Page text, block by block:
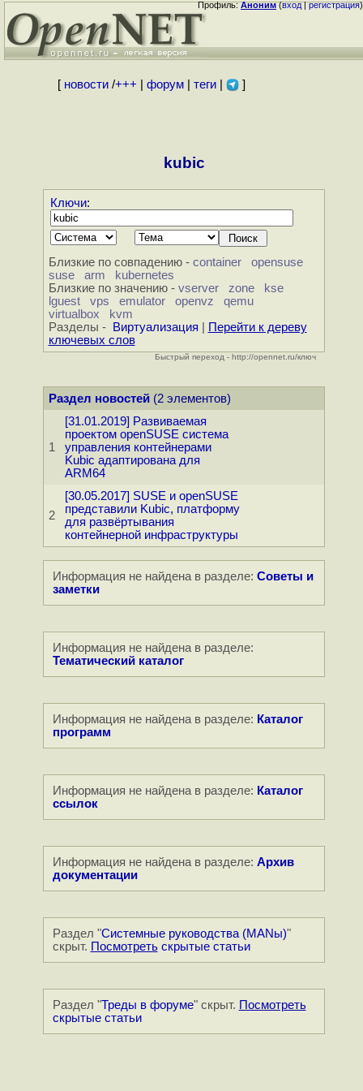
Профиль:Аноним(вход|регистрация)
[ новости/+++ форум| теги| ]
kubic
Ключи:
Близкие по совпадению - container
opensuse
suse
arm
kubernetes
Близкие по значению - vserver zone
kse
lguest
vps emulator openvz
qemu
virtualbox
kvm
Разделы -
Виртуализация
Перейти к дереву
ключевых слов
Быстрый переход - http://opennet.ru/ключ
Раздел новостей(2 элементов)
1
[31.01.2019] Развиваемая
проектом openSUSE система
управления контейнерами
Kubic адаптирована для
ARM64
2
[30.05.2017] SUSE и openSUSE
представили Kubic, платформу
для развёртывания
контейнерной инфраструктуры
Информация не найдена в разделе: Советы и
заметки
Информация не найдена в разделе:
Тематический каталог
Информация не найдена в разделе: Каталог
программ
Информация не найдена в разделе: Каталог
ссылок
Информация не найдена в разделе: Архив
документации
Раздел "Системные руководства (MANы)"
скрыт. Посмотретьскрытые статьи
Раздел "Треды в форуме" скрыт. Посмотреть
скрытые статьи